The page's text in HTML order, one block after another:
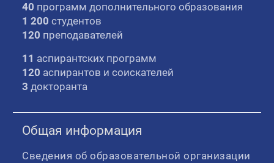
40 программ дополнительного образования
1 200 студентов
120 преподавателей
11 аспирантских программ
120 аспирантов и соискателей
3 докторанта
Общая информация
Сведения об образовательной организации